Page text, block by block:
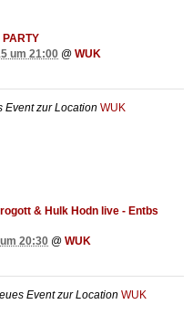
PARTY
um 21:00 @ WUK
Event zur Location WUK
& Hulk Hodn live - Entbs
20:30 @ WUK
Event zur Location WUK